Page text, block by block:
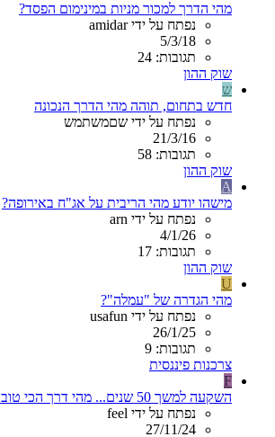
מהי הדרך למכור מניות במינימום הפסד?
נפתח על ידי amidar
5/3/18
תגובות: 24
שוק ההון
ש
חדש בתחום, תוהה מהי הדרך הנכונה
נפתח על ידי שםמשתמש
21/3/16
תגובות: 58
שוק ההון
A
מישהו יודע מהי הריבית על אג"ח באירופה?
נפתח על ידי arn
4/1/26
תגובות: 17
שוק ההון
U
מהי הגדרה של "עמלה"?
נפתח על ידי usafun
26/1/25
תגובות: 9
צרכנות פיננסית
F
השקעה למשך 50 שנים... מהי דרך הכי טובה?
נפתח על ידי feel
27/11/24